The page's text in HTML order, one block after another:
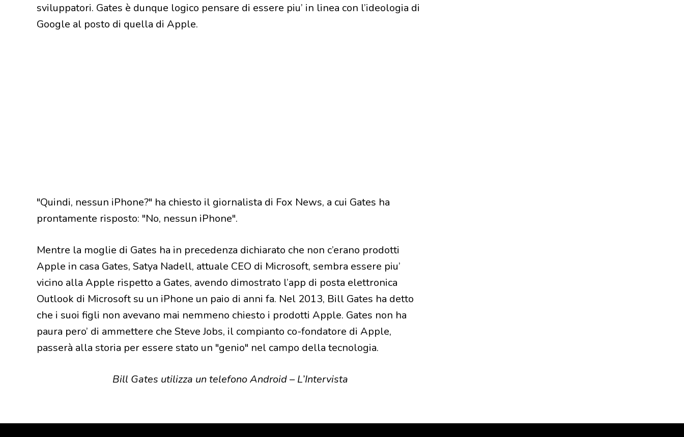
sviluppatori. Gates è dunque logico pensare di essere piu’ in linea con l’ideologia di
Google al posto di quella di Apple.
"Quindi, nessun iPhone?" ha chiesto il giornalista di Fox News, a cui Gates ha
prontamente risposto: "No, nessun iPhone".
Mentre la moglie di Gates ha in precedenza dichiarato che non c’erano prodotti
Apple in casa Gates, Satya Nadell, attuale CEO di Microsoft, sembra essere piu’
vicino alla Apple rispetto a Gates, avendo dimostrato l’app di posta elettronica
Outlook di Microsoft su un iPhone un paio di anni fa. Nel 2013, Bill Gates ha detto
che i suoi figli non avevano mai nemmeno chiesto i prodotti Apple. Gates non ha
paura pero’ di ammettere che Steve Jobs, il compianto co-fondatore di Apple,
passerà alla storia per essere stato un "genio" nel campo della tecnologia.
Bill Gates utilizza un telefono Android – L’Intervista